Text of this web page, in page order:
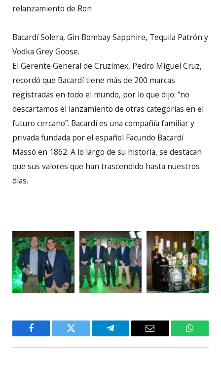
relanzamiento de Ron
Bacardí Solera, Gin Bombay Sapphire, Tequila Patrón y
Vodka Grey Goose.
El Gerente General de Cruzimex, Pedro Miguel Cruz,
recordó que Bacardí tiene más de 200 marcas
registradas en todo el mundo, por lo que dijo: “no
descartamos el lanzamiento de otras categorías en el
futuro cercano”. Bacardí es una compañía familiar y
privada fundada por el español Facundo Bacardí
Massó en 1862. A lo largo de su historia, se destacan
que sus valores que han trascendido hasta nuestros
días.
Facebook Twitter Telegram Email